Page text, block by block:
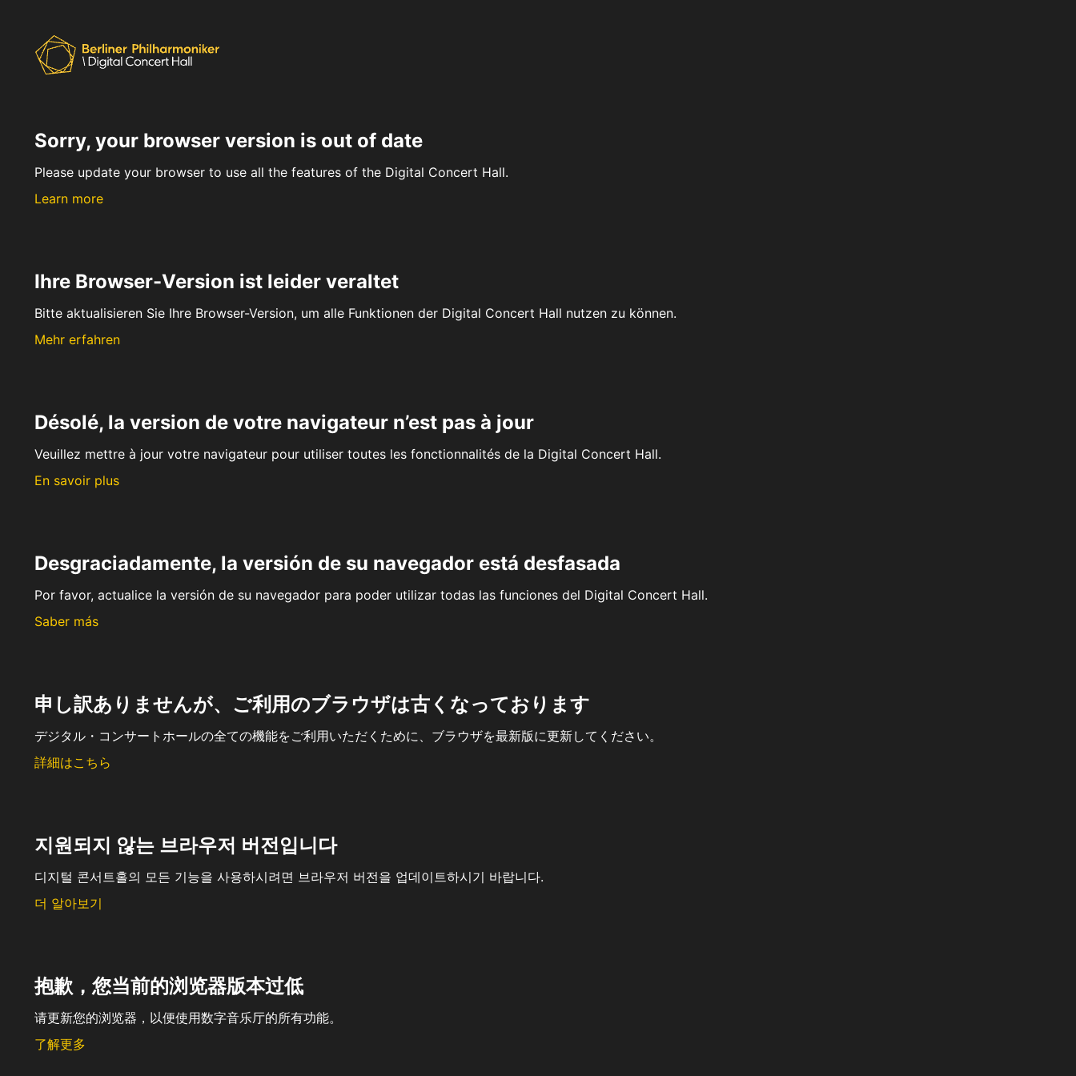
Sorry, your browser version is out of date
Please update your browser to use all the features of the Digital Concert Hall.
Learn more
Ihre Browser-Version ist leider veraltet
Bitte aktualisieren Sie Ihre Browser-Version, um alle Funktionen der Digital Concert Hall nutzen zu können.
Mehr erfahren
Désolé, la version de votre navigateur n’est pas à jour
Veuillez mettre à jour votre navigateur pour utiliser toutes les fonctionnalités de la Digital Concert Hall.
En savoir plus
Desgraciadamente, la versión de su navegador está desfasada
Por favor, actualice la versión de su navegador para poder utilizar todas las funciones del Digital Concert Hall.
Saber más
申し訳ありませんが、ご利用のブラウザは古くなっております
デジタル・コンサートホールの全ての機能をご利用いただくために、ブラウザを最新版に更新してください。
詳細はこちら
지원되지 않는 브라우저 버전입니다
디지털 콘서트홀의 모든 기능을 사용하시려면 브라우저 버전을 업데이트하시기 바랍니다.
더 알아보기
抱歉，您当前的浏览器版本过低
请更新您的浏览器，以便使用数字音乐厅的所有功能。
了解更多